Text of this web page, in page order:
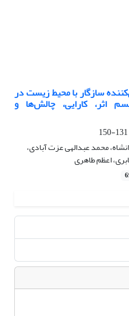
سازگار با محیط زیست در
اثر، کارایی، چالش‌ها و
131-150
محمد عبدالهی عزت آبادی،
اعظم طاهری